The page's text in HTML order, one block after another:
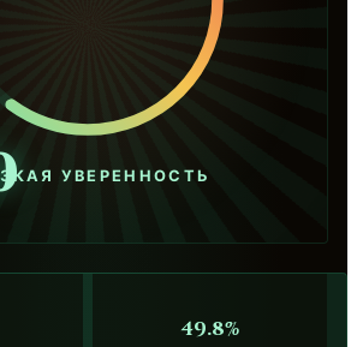
УВЕРЕННОСТЬ
49.8%